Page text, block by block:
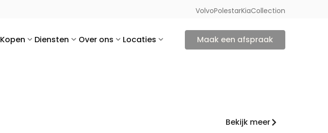
VolvoPolestarKiaCollection
Kopen Diensten Over ons Locaties Maak een afspraak
Bekijk meer